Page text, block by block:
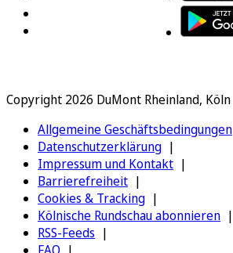
Copyright 2026 DuMont Rheinland, Köln
Allgemeine Geschäftsbedingungen
Datenschutzerklärung
Impressum und Kontakt
Barrierefreiheit
Cookies & Tracking
Kölnische Rundschau abonnieren
RSS-Feeds